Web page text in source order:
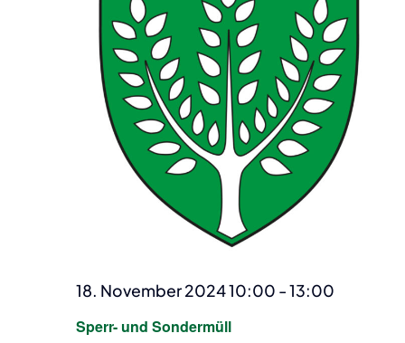
Sperr- und Sondermüll
18. November 2024 10:00 -13:00